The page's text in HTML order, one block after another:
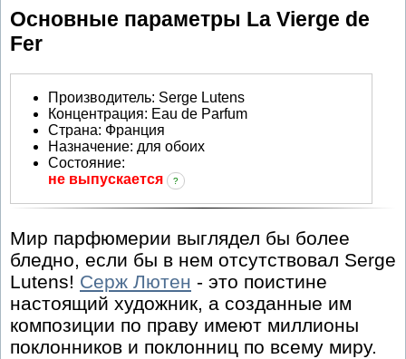
Основные параметры La Vierge de
Fer
Производитель: Serge Lutens
Концентрация: Eau de Parfum
Страна: Франция
Назначение: для обоих
Состояние:
не выпускается
?
Мир парфюмерии выглядел бы более
бледно, если бы в нем отсутствовал Serge
Lutens! Серж Лютен - это поистине
настоящий художник, а созданные им
композиции по праву имеют миллионы
поклонников и поклонниц по всему миру.